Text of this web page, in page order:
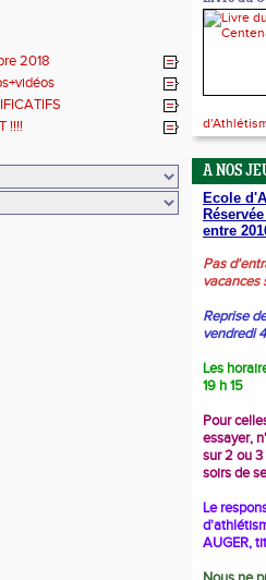
2018
!!!!
A NOS
Ecole
entre
Pas
vacances
Reprise
vendredi
Les
19 h 15
Pour
essayer,
sur 2 ou
soirs de
Le
AUGER,